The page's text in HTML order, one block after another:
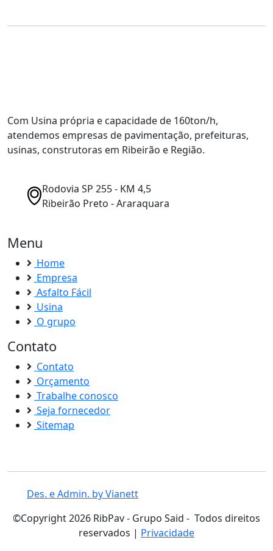
Com Usina própria e capacidade de 160ton/h,
atendemos empresas de pavimentação, prefeituras,
usinas, construtoras em Ribeirão e Região.
Rodovia SP 255 - KM 4,5
Ribeirão Preto - Araraquara
Menu
Home
Empresa
Asfalto Fácil
Usina
O grupo
Contato
Contato
Orçamento
Trabalhe conosco
Seja fornecedor
Sitemap
Des. e Admin. by Vianett
©Copyright2026 RibPav - Grupo Said - Todos direitos
reservados | Privacidade